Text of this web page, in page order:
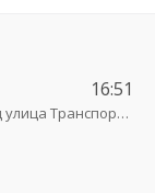
16:51
Калининград улица Транспортая